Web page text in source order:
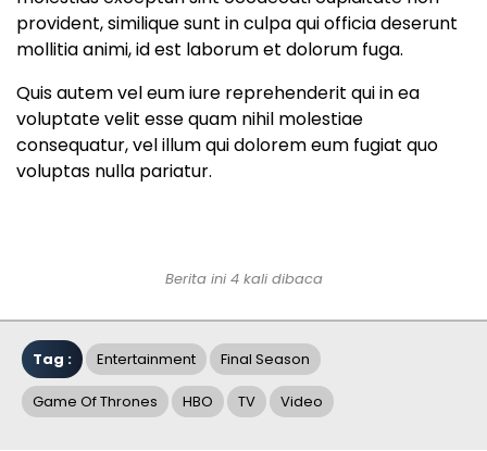
provident, similique sunt in culpa qui officia deserunt
mollitia animi, id est laborum et dolorum fuga.
Quis autem vel eum iure reprehenderit qui in ea
voluptate velit esse quam nihil molestiae
consequatur, vel illum qui dolorem eum fugiat quo
voluptas nulla pariatur.
Berita ini 4 kali dibaca
Tag : Entertainment Final Season
Game Of Thrones HBO TV Video